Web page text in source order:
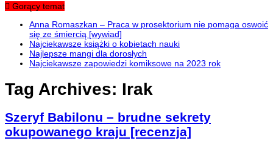
Gorący temat
Anna Romaszkan – Praca w prosektorium nie pomaga oswoić
się ze śmiercią [wywiad]
Najciekawsze książki o kobietach nauki
Najlepsze mangi dla dorosłych
Najciekawsze zapowiedzi komiksowe na 2023 rok
Tag Archives: Irak
Szeryf Babilonu – brudne sekrety
okupowanego kraju [recenzja]